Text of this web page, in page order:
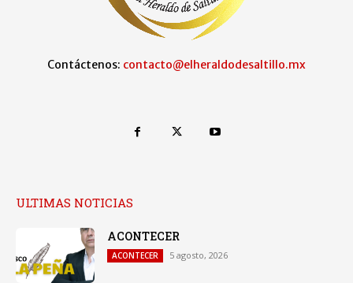
Contáctenos: contacto@elheraldodesaltillo.mx
ULTIMAS NOTICIAS
ACONTECER
ACONTECER 5 agosto, 2026